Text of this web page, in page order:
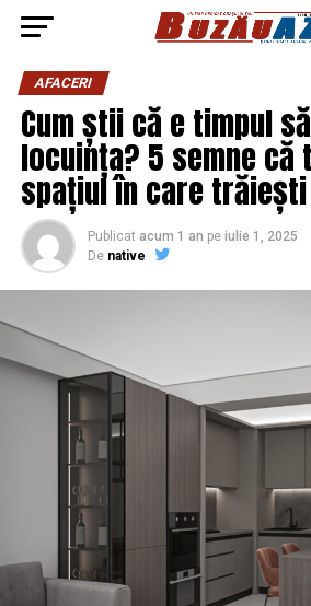
AFACERI
Cum știi că e timpul
locuința? 5 semne că
spațiul în care trăiești
Publicat acum 1 an pe iulie 1, 2025
De native